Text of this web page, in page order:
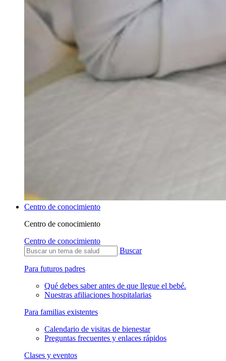
Centro de conocimiento
Centro de conocimiento
Centro de conocimiento
Buscar
Para futuros padres
Qué debes saber antes de que llegue el bebé.
Nuestras afiliaciones hospitalarias
Para familias existentes
Calendario de visitas de bienestar
Preguntas frecuentes y enlaces rápidos
Clases y eventos